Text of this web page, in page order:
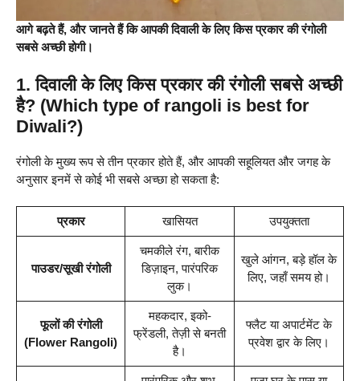
आगे बढ़ते हैं, और जानते हैं कि आपकी दिवाली के लिए किस प्रकार की रंगोली
सबसे अच्छी होगी।
1. दिवाली के लिए किस प्रकार की रंगोली सबसे अच्छी
है? (Which type of rangoli is best for
Diwali?)
रंगोली के मुख्य रूप से तीन प्रकार होते हैं, और आपकी सहूलियत और जगह के
अनुसार इनमें से कोई भी सबसे अच्छा हो सकता है:
प्रकार खासियत उपयुक्तता
पाउडर/सूखी रंगोली
चमकीले रंग, बारीक
डिज़ाइन, पारंपरिक
लुक।
खुले आंगन, बड़े हॉल के
लिए, जहाँ समय हो।
फूलों की रंगोली
(Flower Rangoli)
महकदार, इको-
फ्रेंडली, तेज़ी से बनती
है।
फ्लैट या अपार्टमेंट के
प्रवेश द्वार के लिए।